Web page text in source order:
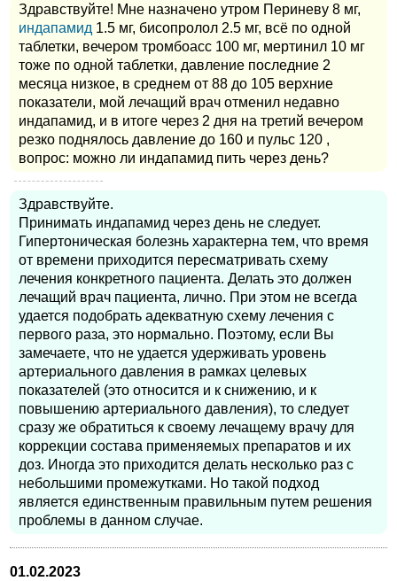
Здравствуйте! Мне назначено утром Периневу 8 мг,
индапамид 1.5 мг, бисопролол 2.5 мг, всё по одной
таблетки, вечером тромбоасс 100 мг, мертинил 10 мг
тоже по одной таблетки, давление последние 2
месяца низкое, в среднем от 88 до 105 верхние
показатели, мой лечащий врач отменил недавно
индапамид, и в итоге через 2 дня на третий вечером
резко поднялось давление до 160 и пульс 120 ,
вопрос: можно ли индапамид пить через день?
Здравствуйте.
Принимать индапамид через день не следует.
Гипертоническая болезнь характерна тем, что время
от времени приходится пересматривать схему
лечения конкретного пациента. Делать это должен
лечащий врач пациента, лично. При этом не всегда
удается подобрать адекватную схему лечения с
первого раза, это нормально. Поэтому, если Вы
замечаете, что не удается удерживать уровень
артериального давления в рамках целевых
показателей (это относится и к снижению, и к
повышению артериального давления), то следует
сразу же обратиться к своему лечащему врачу для
коррекции состава применяемых препаратов и их
доз. Иногда это приходится делать несколько раз с
небольшими промежутками. Но такой подход
является единственным правильным путем решения
проблемы в данном случае.
01.02.2023